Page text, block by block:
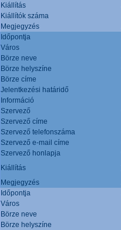
Kiállítás
Kiállítók száma
Megjegyzés
Időpontja
Város
Börze neve
Börze helyszíne
Börze címe
Jelentkezési határidő
Információ
Szervező
Szervező címe
Szervező telefonszáma
Szervező e-mail címe
Szervező honlapja
Kiállítás
Megjegyzés
Időpontja
Város
Börze neve
Börze helyszíne